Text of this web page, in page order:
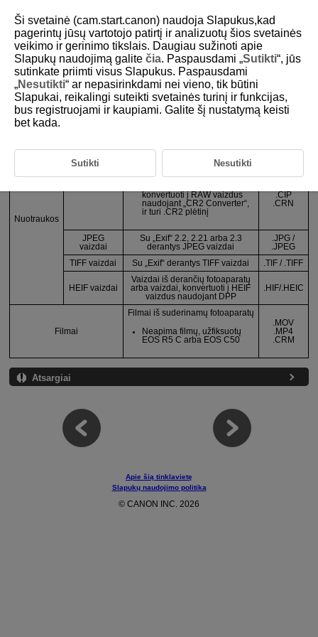
D233-007
Palaikomi vaizdo formatai
Nuotraukos
derančių fotoaparatų
D2000 nufotografuotus
konvertuoti į RAW vaizdus
naudojant „CR2 Converter“,
ir turi .CR2 plėtinį
.TIF
.CIP
.CRN
JPEG
vaizdai
Su „Exif“ 2.2, 2.21 arba 2.3
derantys JPEG vaizdai
.JPG /
.JPEG
TIFF vaizdai
Su „Exif“ derantys TIFF vaizdai .TIF / .TIFF
HEIF vaizdai
Vaizdai iš derančių fotoaparatų
arba vaizdai, konvertuoti į HEIF
vaizdus naudojant DPP
.HIF/.HEIC
Filmai
Filmai iš suderinamų fotoaparatų
Neapima filmų, užfiksuotų
EOS R5 C arba EOS C50
.MOV
.MP4
.CRM
Atsargiai
Apie šią tinklavietę
Slapukų naudojimo politika
© CANON INC. 2026
Ši svetainė (cam.start.canon) naudoja Slapukus,kad
pagerintų jūsų vartotojo patirtį ir analizuotų šios svetainės
veikimo ir gerinimo tikslais. Daugiau sužinoti apie
Slapukų naudojimą galite čia. Paspausdami „Sutikti“, jūs
sutinkate priimti visus Slapukus. Paspausdami
„Nesutikti“ ar nepasirinkdami nei vieno, tik būtini
Slapukai, reikalingi suteikti svetainės turinį ir funkcijas,
bus registruojami ir kaupiami. Galite šį nustatymą keisti
bet kada.
Sutikti Nesutikti